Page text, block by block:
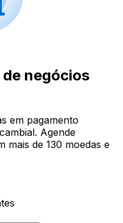
negócios
em pagamento
Agende
mais de 130 moedas e